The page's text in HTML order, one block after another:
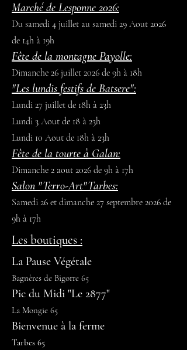
Marché de Lesponne 2026:
Du samedi 4 juillet au samedi 29 Aout 2026
de 14h à 19h
Fête de la montagne Payolle:
Dimanche 26 juillet 2026 de 9h à 18h
"Les lundis festifs de Batsere":
Lundi 27 juillet de 18h à 23h
Lundi 3 Aout de 18 à 23h
Lundi 10 Aout de 18h à 23h
Fête de la tourte à Galan:
Dimanche 2 aout 2026 de 9h à 17h
Salon "Terro-Art"Tarbes:
Samedi 26 et dimanche 27 septembre 2026 de
9h à 17h
Les boutiques :
La Pause Végétale
Bagnères de Bigorre 65
Pic du Midi "Le 2877"
La Mongie 65
Bienvenue à la ferme
Tarbes 65